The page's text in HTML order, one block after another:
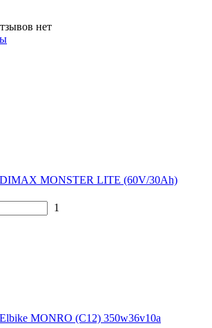
нет
DIMAX MONSTER LITE (60V/30Ah)
1
MONRO (C12) 350w36v10a